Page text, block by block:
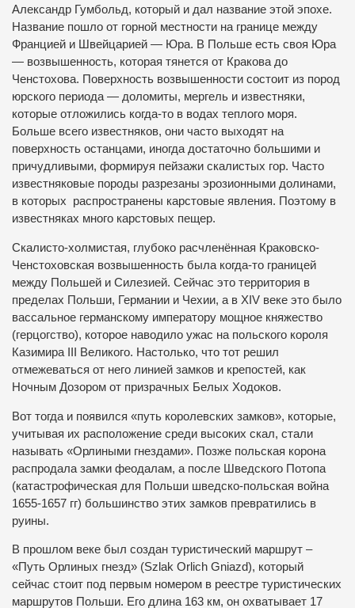
Александр Гумбольд, который и дал название этой эпохе.
Название пошло от горной местности на границе между
Францией и Швейцарией — Юра. В Польше есть своя Юра
— возвышенность, которая тянется от Кракова до
Ченстохова. Поверхность возвышенности состоит из пород
юрского периода — доломиты, мергель и известняки,
которые отложились когда-то в водах теплого моря.
Больше всего известняков, они часто выходят на
поверхность останцами, иногда достаточно большими и
причудливыми, формируя пейзажи скалистых гор. Часто
известняковые породы разрезаны эрозионными долинами,
в которых распространены карстовые явления. Поэтому в
известняках много карстовых пещер.
Скалисто-холмистая, глубоко расчленённая Краковско-
Ченстоховская возвышенность была когда-то границей
между Польшей и Силезией. Сейчас это территория в
пределах Польши, Германии и Чехии, а в XIV веке это было
вассальное германскому императору мощное княжество
(герцогство), которое наводило ужас на польского короля
Казимира III Великого. Настолько, что тот решил
отмежеваться от него линией замков и крепостей, как
Ночным Дозором от призрачных Белых Ходоков.
Вот тогда и появился «путь королевских замков», которые,
учитывая их расположение среди высоких скал, стали
называть «Орлиными гнездами». Позже польская корона
распродала замки феодалам, а после Шведского Потопа
(катастрофическая для Польши шведско-польская война
1655-1657 гг) большинство этих замков превратились в
руины.
В прошлом веке был создан туристический маршрут –
«Путь Орлиных гнезд» (Szlak Orlich Gniazd), который
сейчас стоит под первым номером в реестре туристических
маршрутов Польши. Его длина 163 км, он охватывает 17